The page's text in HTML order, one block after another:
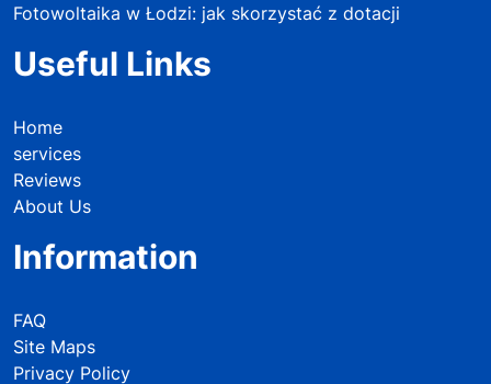
Fotowoltaika w Łodzi: jak skorzystać z dotacji
Useful Links
Home
services
Reviews
About Us
Information
FAQ
Site Maps
Privacy Policy